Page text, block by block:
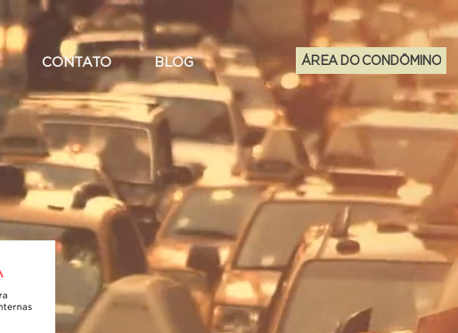
CONTATO BLOG ÁREA DO CONDÔMINO